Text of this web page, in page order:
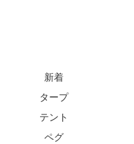
新着
タープ
テント
ペグ